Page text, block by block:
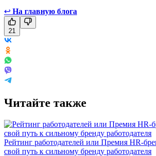
↩ На главную блога
21
Читайте также
Рейтинг работодателей или Премия HR-
свой путь к сильному бренду работодателя